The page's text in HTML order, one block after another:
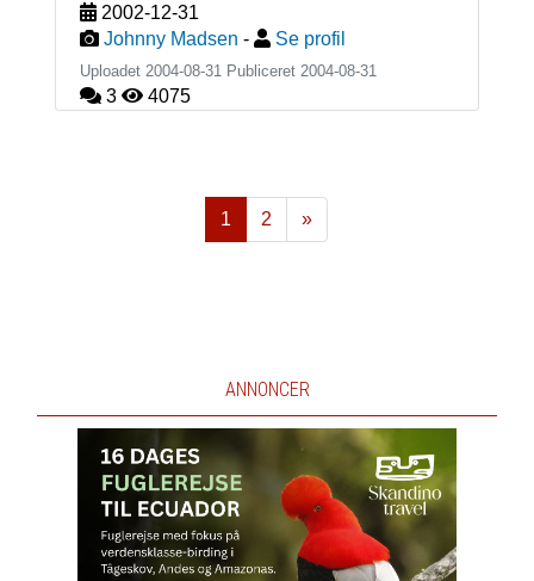
2002-12-31
Johnny Madsen - Se profil
Uploadet 2004-08-31 Publiceret 2004-08-31
3 4075
1 2
»
Næste
ANNONCER